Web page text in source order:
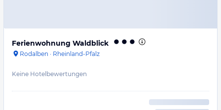
Ferienwohnung Waldblick
Rodalben · Rheinland-Pfalz
Keine Hotelbewertungen